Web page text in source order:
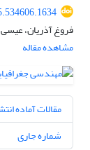
فروغ آذریان،
مشاهده مقاله
مقالات آماده
شماره جاری